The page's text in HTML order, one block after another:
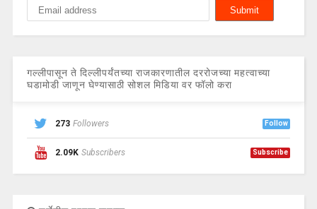
गल्लीपासून ते दिल्लीपर्यंतच्या राजकारणातील दररोजच्या महत्वाच्या
घडामोडी जाणून घेण्यासाठी सोशल मिडिया वर फॉलो करा
273 Followers Follow
2.09K Subscribers Subscribe